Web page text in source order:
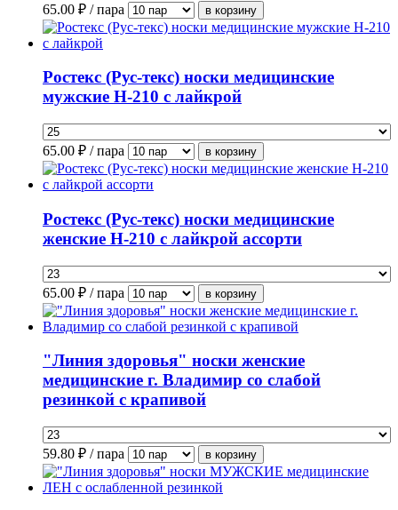
65.00 ₽ / пара
Ростекс (Рус-текс) носки медицинские
мужские Н-210 с лайкрой
65.00 ₽ / пара
Ростекс (Рус-текс) носки медицинские
женские Н-210 с лайкрой ассорти
65.00 ₽ / пара
"Линия здоровья" носки женские
медицинские г. Владимир со слабой
резинкой с крапивой
59.80 ₽ / пара